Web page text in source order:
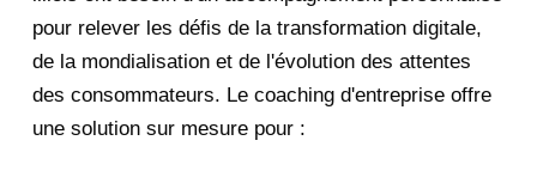
pour relever les défis de la transformation digitale,
de la mondialisation et de l'évolution des attentes
des consommateurs. Le coaching d'entreprise offre
une solution sur mesure pour :